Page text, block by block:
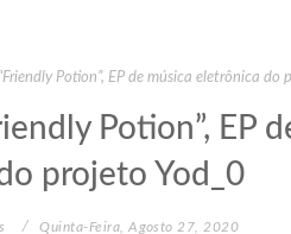
Potion”, EP de música eletrônica do
Potion”, EP
projeto Yod_0
Quinta-Feira, Agosto 27, 2020